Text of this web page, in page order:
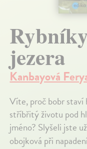
jezera
Kanbayová
Víte, proč bobr staví
stříbřitý životu pod
jméno? Slyšeli jste
obojková při